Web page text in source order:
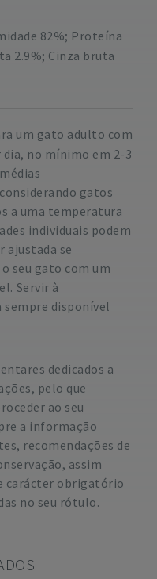
82%; Proteína
2.9%; Cinza bruta
um gato adulto com
no mínimo em 2-3
gatos
a uma temperatura
individuais podem
ajustada se
seu gato com um
Servir à
disponível
dedicados a
pelo que
ao seu
a informação
recomendações de
assim
carácter obrigatório
no seu rótulo.